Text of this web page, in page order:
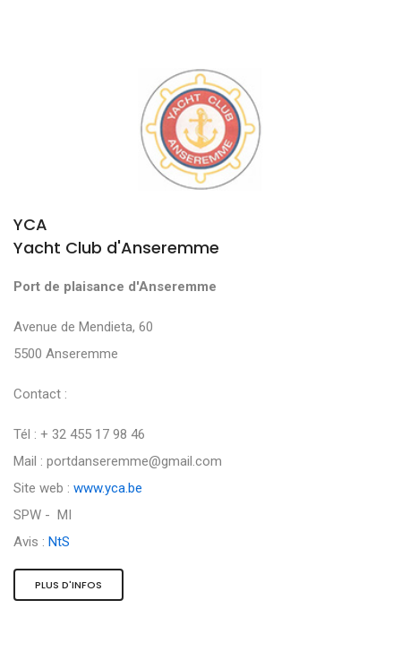
YCA
Yacht Club d'Anseremme
Port de plaisance d'Anseremme
Avenue de Mendieta, 60
5500 Anseremme
Contact :
Tél : + 32 455 17 98 46
Mail : portdanseremme@gmail.com
Site web : www.yca.be
SPW - MI
Avis : NtS
PLUS D'INFOS